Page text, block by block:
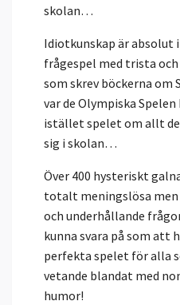
skolan…
Idiotkunskap är
frågespel med trista
som skrev böckerna om
var de Olympiska
istället spelet om allt
sig i skolan…
Över 400 hysteriskt
totalt meningslösa men
och underhållande
kunna svara på som att
perfekta spelet för alla
vetande blandat med
humor!